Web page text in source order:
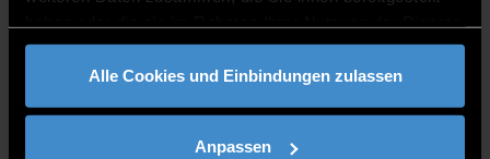
gesammelt haben.
Alle Cookies und Einbindungen zulassen
Anpassen
BÜROZEITEN